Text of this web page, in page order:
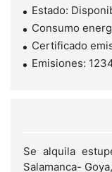
Estado:
Consumo
Certificado
Emisiones:
Se alquila
Salamanca-